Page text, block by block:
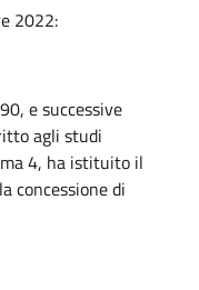
2022:
e successive
agli studi
4, ha istituito il
concessione di